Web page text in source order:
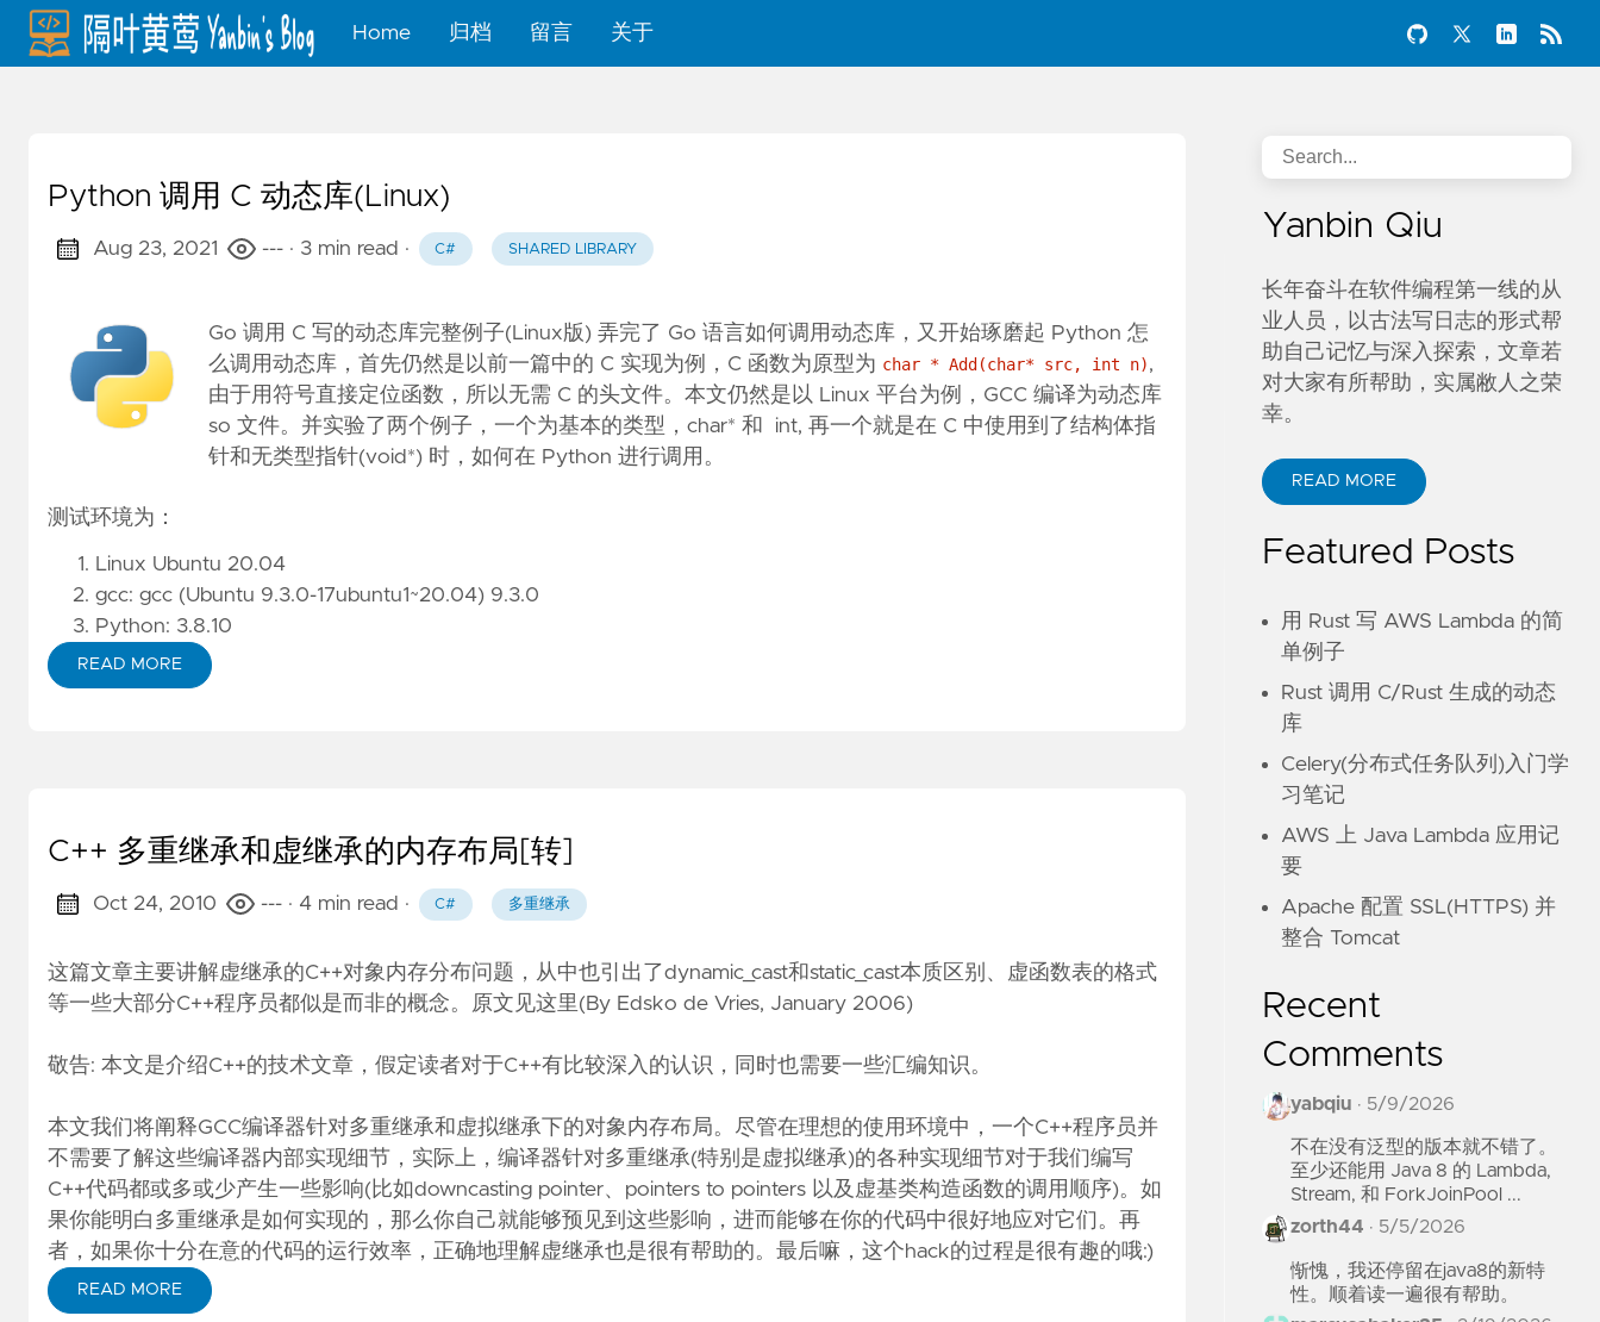
Home 归档 留言 关于
Python 调用 C 动态库(Linux)
Aug 23, 2021 --- · 3 min read · C# SHARED LIBRARY
Go 调用 C 写的动态库完整例子(Linux版) 弄完了 Go 语言如何调用动态库，又开始琢磨起 Python 怎
么调用动态库，首先仍然是以前一篇中的 C 实现为例，C 函数为原型为 char * Add(char* src, int n),
由于用符号直接定位函数，所以无需 C 的头文件。本文仍然是以 Linux 平台为例，GCC 编译为动态库
so 文件。并实验了两个例子，一个为基本的类型，char* 和 int, 再一个就是在 C 中使用到了结构体指
针和无类型指针(void*) 时，如何在 Python 进行调用。
测试环境为：
Linux Ubuntu 20.04
gcc: gcc (Ubuntu 9.3.0-17ubuntu1~20.04) 9.3.0
Python: 3.8.10
READ MORE
C++ 多重继承和虚继承的内存布局[转]
Oct 24, 2010 --- · 4 min read · C# 多重继承
这篇文章主要讲解虚继承的C++对象内存分布问题，从中也引出了dynamic_cast和static_cast本质区别、虚函数表的格式
等一些大部分C++程序员都似是而非的概念。原文见这里(By Edsko de Vries, January 2006)
敬告: 本文是介绍C++的技术文章，假定读者对于C++有比较深入的认识，同时也需要一些汇编知识。
本文我们将阐释GCC编译器针对多重继承和虚拟继承下的对象内存布局。尽管在理想的使用环境中，一个C++程序员并
不需要了解这些编译器内部实现细节，实际上，编译器针对多重继承(特别是虚拟继承)的各种实现细节对于我们编写
C++代码都或多或少产生一些影响(比如downcasting pointer、pointers to pointers 以及虚基类构造函数的调用顺序)。如
果你能明白多重继承是如何实现的，那么你自己就能够预见到这些影响，进而能够在你的代码中很好地应对它们。再
者，如果你十分在意的代码的运行效率，正确地理解虚继承也是很有帮助的。最后嘛，这个hack的过程是很有趣的哦:)
READ MORE
Yanbin Qiu
长年奋斗在软件编程第一线的从
业人员，以古法写日志的形式帮
助自己记忆与深入探索，文章若
对大家有所帮助，实属敝人之荣
幸。
READ MORE
Featured Posts
用 Rust 写 AWS Lambda 的简
单例子
Rust 调用 C/Rust 生成的动态
库
Celery(分布式任务队列)入门学
习笔记
AWS 上 Java Lambda 应用记
要
Apache 配置 SSL(HTTPS) 并
整合 Tomcat
Recent
Comments
yabqiu · 5/9/2026
不在没有泛型的版本就不错了。
至少还能用 Java 8 的 Lambda,
Stream, 和 ForkJoinPool ...
zorth44 · 5/5/2026
惭愧，我还停留在java8的新特
性。顺着读一遍很有帮助。